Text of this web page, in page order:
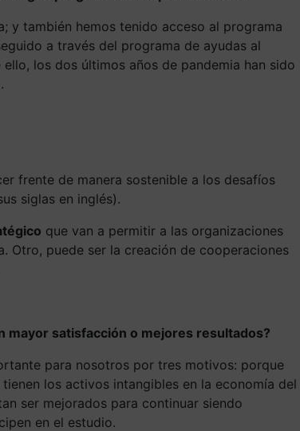
y también hemos tenido acceso al programa
a través del programa de ayudas al
ello, los dos últimos años de pandemia han sido
frente de manera sostenible a los desafíos
siglas en inglés).
que van a permitir a las organizaciones
Otro, puede ser la creación de cooperaciones
mayor satisfacción o mejores resultados?
para nosotros por tres motivos: porque
los activos intangibles en la economía del
ser mejorados para continuar siendo
en el estudio.